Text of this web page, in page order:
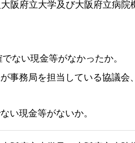
阪府立大学及び大阪府立病院
ない現金等がなかったか。
事務局を担当している協議会
い現金等がないか。